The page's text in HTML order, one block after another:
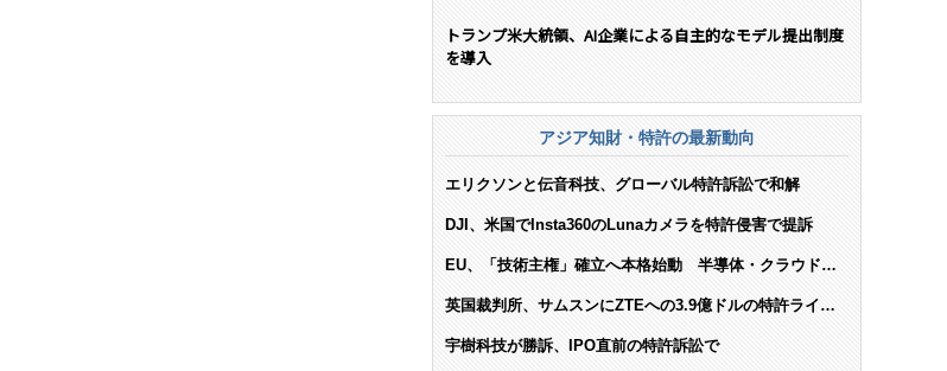
トランプ米大統領、AI企業による自主的なモデル提出制度
を導入
アジア知財・特許の最新動向
エリクソンと伝音科技、グローバル特許訴訟で和解
DJI、米国でInsta360のLunaカメラを特許侵害で提訴
EU、「技術主権」確立へ本格始動 半導体・クラウド・
英国裁判所、サムスンにZTEへの3.9億ドルの特許ライセ
宇樹科技が勝訴、IPO直前の特許訴訟で